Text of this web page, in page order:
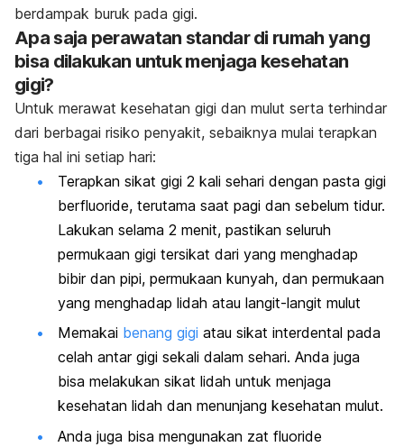
berdampak buruk pada gigi.
Apa saja perawatan standar di rumah yang
bisa dilakukan untuk menjaga kesehatan
gigi?
Untuk merawat kesehatan gigi dan mulut serta terhindar
dari berbagai risiko penyakit, sebaiknya mulai terapkan
tiga hal ini setiap hari:
Terapkan sikat gigi 2 kali sehari dengan pasta gigi
berfluoride, terutama saat pagi dan sebelum tidur.
Lakukan selama 2 menit, pastikan seluruh
permukaan gigi tersikat dari yang menghadap
bibir dan pipi, permukaan kunyah, dan permukaan
yang menghadap lidah atau langit-langit mulut
Memakai benang gigi atau sikat interdental pada
celah antar gigi sekali dalam sehari. Anda juga
bisa melakukan sikat lidah untuk menjaga
kesehatan lidah dan menunjang kesehatan mulut.
Anda juga bisa mengunakan zat fluoride